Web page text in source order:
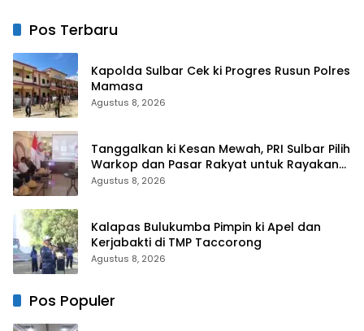
dan Fitnah
Pos Terbaru
Kapolda Sulbar Cek ki Progres Rusun Polres
Mamasa
Agustus 8, 2026
Tanggalkan ki Kesan Mewah, PRI Sulbar Pilih
Warkop dan Pasar Rakyat untuk Rayakan
HUT Ke-1
Agustus 8, 2026
Kalapas Bulukumba Pimpin ki Apel dan
Kerjabakti di TMP Taccorong
Agustus 8, 2026
Pos Populer